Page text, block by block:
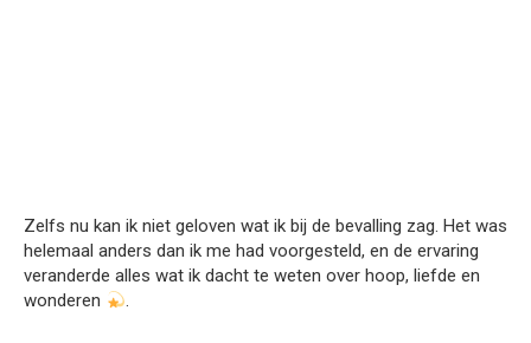
Zelfs nu kan ik niet geloven wat ik bij de bevalling zag. Het was
helemaal anders dan ik me had voorgesteld, en de ervaring
veranderde alles wat ik dacht te weten over hoop, liefde en
wonderen
.